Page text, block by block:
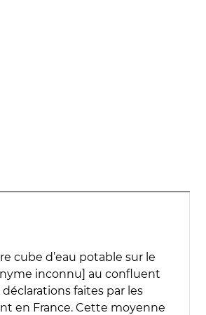
cube d’eau potable sur le
inconnu] au confluent
faites par les
en France. Cette moyenne